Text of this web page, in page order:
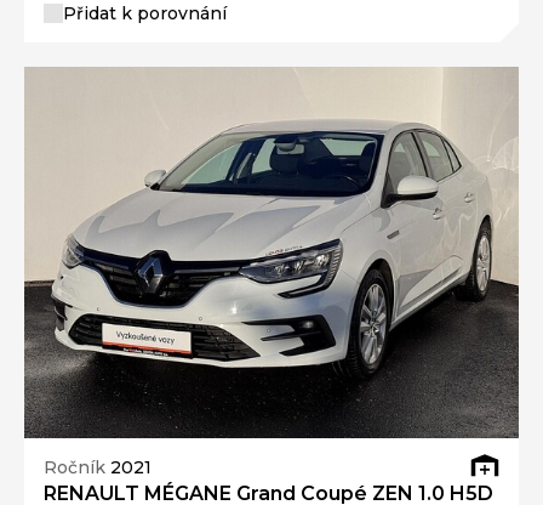
Přidat k porovnání
Ročník 2021
RENAULT MÉGANE Grand Coupé ZEN 1.0 H5D